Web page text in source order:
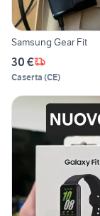
Samsung Gear Fit
30 €
Caserta (CE)